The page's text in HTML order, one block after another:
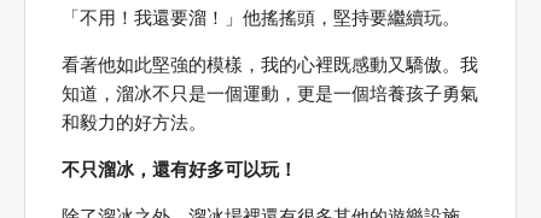
「不用！我還要溜！」他搖搖頭，堅持要繼續玩。
看著他如此堅強的模樣，我的心裡既感動又驕傲。我
知道，溜冰不只是一個運動，更是一個培養孩子勇氣
和毅力的好方法。
不只溜冰，還有好多可以玩！